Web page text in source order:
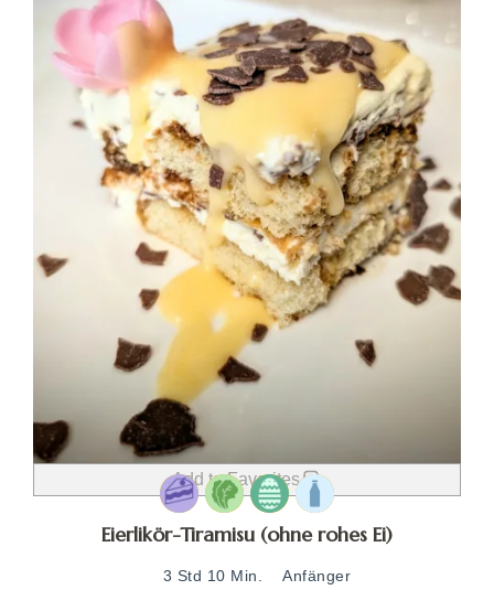
Add to Favorites
Eierlikör-Tiramisu (ohne rohes Ei)
3 Std 10 Min. Anfänger